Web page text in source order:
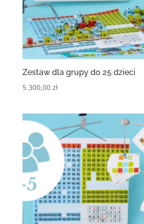
Zestaw dla grupy do 25 dzieci
5 300,00 zł